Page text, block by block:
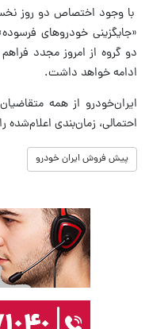
با وجود اختصاص دو روز
«جایگزینی خودروهای
دو گروه از امروز مجدد
ادامه خواهد داشت.
ایران‌خودرو از همه
احتمالی، زمان‌بندی اعلام‌شده
پیش فروش ایران خودرو